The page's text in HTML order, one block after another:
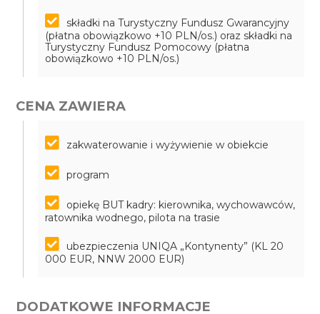
składki na Turystyczny Fundusz Gwarancyjny
(płatna obowiązkowo +10 PLN/os.) oraz składki na
Turystyczny Fundusz Pomocowy (płatna
obowiązkowo +10 PLN/os.)
CENA ZAWIERA
zakwaterowanie i wyżywienie w obiekcie
program
opiekę BUT kadry: kierownika, wychowawców,
ratownika wodnego, pilota na trasie
ubezpieczenia UNIQA „Kontynenty” (KL 20
000 EUR, NNW 2000 EUR)
DODATKOWE INFORMACJE